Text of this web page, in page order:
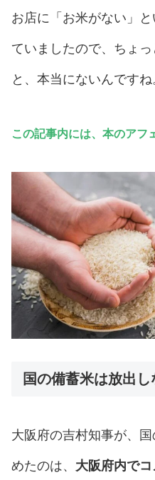
お店に「お米がない」
ていましたので、ちょ
と、本当にないんですね
この記事内には、本のアフ
国の備蓄米は放出し
大阪府の吉村知事が、
めたのは、 大阪府内で